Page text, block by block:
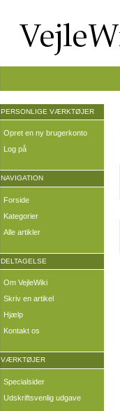
PERSONLIGE VÆRKTØJER
Opret en ny brugerkonto
Log på
NAVIGATION
Forside
Kategorier
Alle artikler
DELTAGELSE
Om VejleWiki
Skriv en artikel
Hjælp
Kontakt os
VÆRKTØJER
Specialsider
Udskriftsvenlig udgave